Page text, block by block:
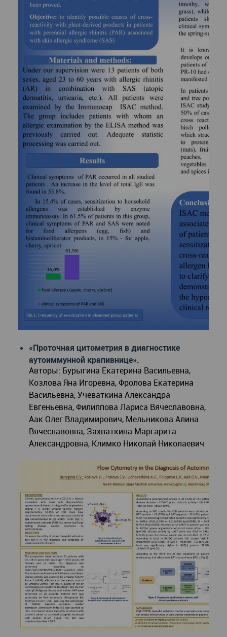
«Проточная цитометрия в диагностике
аутоиммунной крапивнице».
Авторы: Бурыгина Екатерина Васильевна,
Козлова Яна Игоревна, Фролова Екатерина
Васильевна, Учеваткина Александра
Евгеньевна, Филиппова Лариса Вячеславовна,
Аак Олег Владимирович, Мельникова Алина
Вячеславовна, Захваткина Маргарита
Александровна, Климко Николай Николаевич